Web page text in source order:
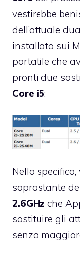
vestirebbe
dell’attuale
installato sui
portatile che
pronti due
Core i5:
Nello
soprastante
2.6GHz che
sostituire gli
senza